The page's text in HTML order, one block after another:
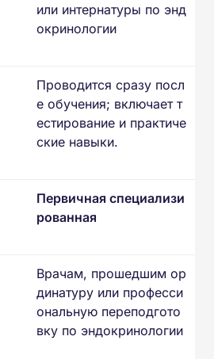
или интернатуры по энд
окринологии
Проводится сразу посл
е обучения; включает т
естирование и практиче
ские навыки.
Первичная специализи
рованная
Врачам, прошедшим ор
динатуру или професси
ональную переподгото
вку по эндокринологии